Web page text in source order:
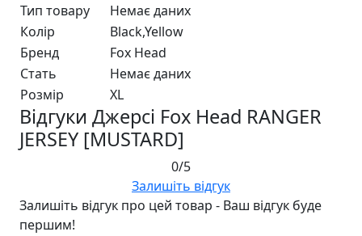
Тип товару
Немає даних
Колір
Black,Yellow
Бренд
Fox Head
Стать
Немає даних
Розмір
XL
Відгуки Джерсі Fox Head RANGER
JERSEY [MUSTARD]
0/5
Залишіть відгук
Залишіть відгук про цей товар - Ваш відгук буде
першим!